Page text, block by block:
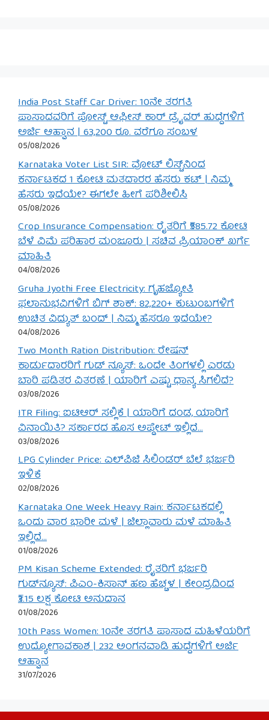
India Post Staff Car Driver: 10ನೇ ತರಗತಿ
ಪಾಸಾದವರಿಗೆ ಪೋಸ್ಟ್ ಆಫೀಸ್ ಕಾರ್ ಡ್ರೈವರ್ ಹುದ್ದೆಗಳಿಗೆ
ಅರ್ಜಿ ಆಹ್ವಾನ | 63,200 ರೂ. ವರೆಗೂ ಸಂಬಳ
05/08/2026
Karnataka Voter List SIR: ವೋಟ್ ಲಿಸ್ಟ್‌ನಿಂದ
ಕರ್ನಾಟಕದ 1 ಕೋಟಿ ಮತದಾರರ ಹೆಸರು ಕಟ್ | ನಿಮ್ಮ
ಹೆಸರು ಇದೆಯೇ? ಈಗಲೇ ಹೀಗೆ ಪರಿಶೀಲಿಸಿ
05/08/2026
Crop Insurance Compensation: ರೈತರಿಗೆ ₹585.72 ಕೋಟಿ
ಬೆಳೆ ವಿಮೆ ಪರಿಹಾರ ಮಂಜೂರು | ಸಚಿವ ಪ್ರಿಯಾಂಕ್ ಖರ್ಗೆ
ಮಾಹಿತಿ
04/08/2026
Gruha Jyothi Free Electricity: ಗೃಹಜ್ಯೋತಿ
ಫಲಾನುಭವಿಗಳಿಗೆ ಬಿಗ್ ಶಾಕ್: 82,220+ ಕುಟುಂಬಗಳಿಗೆ
ಉಚಿತ ವಿದ್ಯುತ್ ಬಂದ್ | ನಿಮ್ಮ ಹೆಸರೂ ಇದೆಯೇ?
04/08/2026
Two Month Ration Distribution: ರೇಷನ್
ಕಾರ್ಡುದಾರರಿಗೆ ಗುಡ್ ನ್ಯೂಸ್: ಒಂದೇ ತಿಂಗಳಲ್ಲಿ ಎರಡು
ಬಾರಿ ಪಡಿತರ ವಿತರಣೆ | ಯಾರಿಗೆ ಎಷ್ಟು ಧಾನ್ಯ ಸಿಗಲಿದೆ?
03/08/2026
ITR Filing: ಐಟಿಆರ್ ಸಲ್ಲಿಕೆ | ಯಾರಿಗೆ ದಂಡ, ಯಾರಿಗೆ
ವಿನಾಯಿತಿ? ಸರ್ಕಾರದ ಹೊಸ ಅಪ್ಡೇಟ್ ಇಲ್ಲಿದೆ…
03/08/2026
LPG Cylinder Price: ಎಲ್‌ಪಿಜಿ ಸಿಲಿಂಡರ್ ಬೆಲೆ ಭರ್ಜರಿ
ಇಳಿಕೆ
02/08/2026
Karnataka One Week Heavy Rain: ಕರ್ನಾಟಕದಲ್ಲಿ
ಒಂದು ವಾರ ಭಾರೀ ಮಳೆ | ಜಿಲ್ಲಾವಾರು ಮಳೆ ಮಾಹಿತಿ
ಇಲ್ಲಿದೆ…
01/08/2026
PM Kisan Scheme Extended: ರೈತರಿಗೆ ಭರ್ಜರಿ
ಗುಡ್‌ನ್ಯೂಸ್: ಪಿಎಂ-ಕಿಸಾನ್ ಹಣ ಹೆಚ್ಚಳ | ಕೇಂದ್ರದಿಂದ
₹3.15 ಲಕ್ಷ ಕೋಟಿ ಅನುದಾನ
01/08/2026
10th Pass Women: 10ನೇ ತರಗತಿ ಪಾಸಾದ ಮಹಿಳೆಯರಿಗೆ
ಉದ್ಯೋಗಾವಕಾಶ | 232 ಅಂಗನವಾಡಿ ಹುದ್ದೆಗಳಿಗೆ ಅರ್ಜಿ
ಆಹ್ವಾನ
31/07/2026